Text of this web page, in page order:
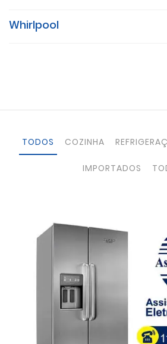
Whirlpool
TODOS COZINHA
IMPORTADOS